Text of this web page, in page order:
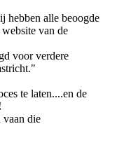
hebben alle beoogde
van de
voor verdere
te laten....en de
vaan die